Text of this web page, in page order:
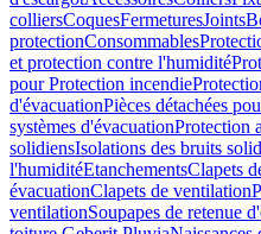
colliersCoquesFermeturesJoints
protectionConsommables
et protection contre l'humidité
pour Protection incendie
d'évacuationPièces détachées
systèmes d'évacuationProtection
solidiensIsolations des bruits
l'humiditéEtanchementsClapets
évacuationClapets de ventilation
ventilationSoupapes de retenue